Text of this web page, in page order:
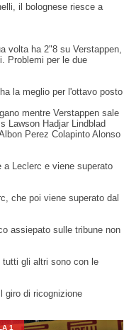
il bolognese riesce a
volta ha 2"8 su Verstappen,
Problemi per le due
la meglio per l'ottavo posto
mentre Verstappen sale
Lawson Hadjar Lindblad
Perez Colapinto Alonso
a Leclerc e viene superato
che poi viene superato dal
assiepato sulle tribune non
gli altri sono con le
giro di ricognizione
1